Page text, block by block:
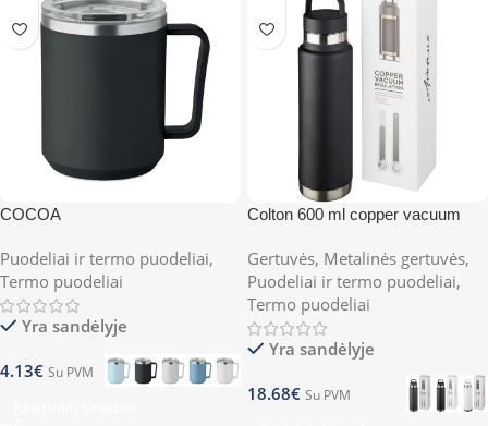
COCOA
Puodeliai ir termo puodeliai,
Termo puodeliai
Yra sandėlyje
4.13€ Su PVM
Colton 600 ml copper vacuum
Gertuvės, Metalinės gertuvės,
Puodeliai ir termo puodeliai,
Termo puodeliai
Yra sandėlyje
18.68€ Su PVM